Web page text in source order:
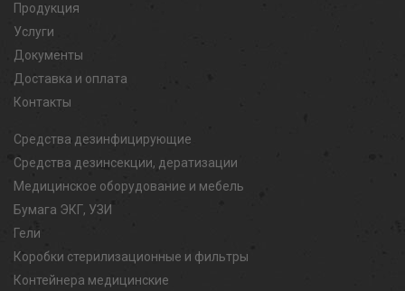
Продукция
Услуги
Документы
Доставка и оплата
Контакты
Средства дезинфицирующие
Средства дезинсекции, дератизации
Медицинское оборудование и мебель
Бумага ЭКГ, УЗИ
Гели
Коробки стерилизационные и фильтры
Контейнера медицинские